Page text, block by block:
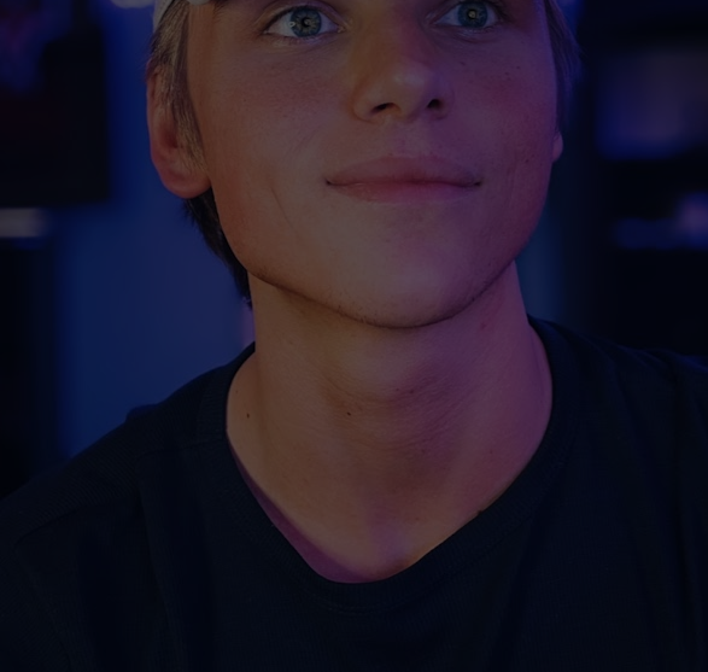
недоволство от
забавила или изобщо не
още от 2024 г.
съобщение в
Според нея
сходни проблеми. По
действията